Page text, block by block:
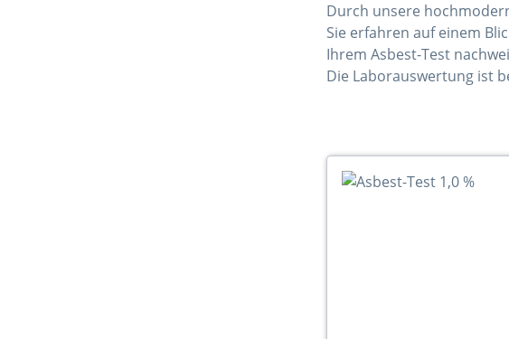
Durch unsere
Sie erfahren auf einem
Ihrem Asbest-Test
Die Laborauswertung ist